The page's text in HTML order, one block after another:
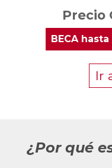
Precio
BECA hasta
Ir
¿Por qué